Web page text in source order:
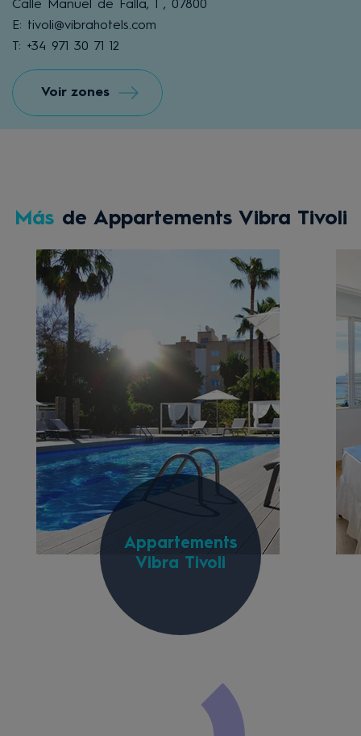
Calle Manuel de Falla, 1 , 07800
E: tivoli@vibrahotels.com
T: +34 971 30 71 12
Voir zones
Másde Appartements Vibra Tivoli
Appartements
Vibra Tivoli